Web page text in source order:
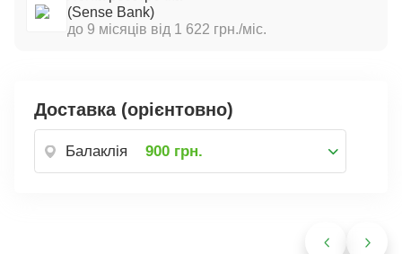
(Sense Bank)
до 9 місяців від 1 622 грн./міс.
Доставка (орієнтовно)
Балаклія 900 грн.